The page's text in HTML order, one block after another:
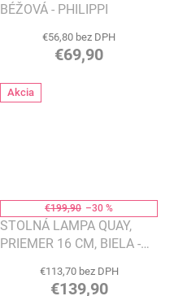
BÉŽOVÁ - PHILIPPI
€56,80 bez DPH
€69,90
Akcia
€199,90 –30 %
STOLNÁ LAMPA QUAY,
PRIEMER 16 CM, BIELA -
€113,70 bez DPH
€139,90